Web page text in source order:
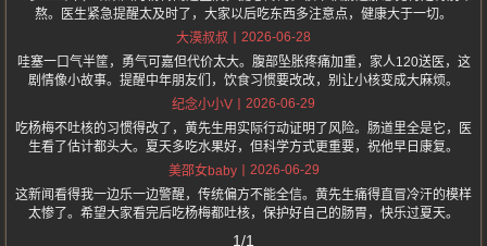
熬。医生紧急提醒太及时了，大家以后吃东西多注意点，健康大于一切。
大漠叔叔
2026-06-28
哇塞一口气半筐，勇气可嘉但代价太大。腹部坠胀疼痛加重，家人120送医，这
剧情像小故事。提醒中年朋友们，饮食习惯要改改，别让小核变成大麻烦。
纪念小小V
2026-06-29
吃杨梅不吐核的习惯得改了，黄先生用实际行动证明了风险。肠道里全是它，医
生看了估计都头大。夏天多吃水果好，但科学方式更重要，祝他早日康复。
美邵女baby
2026-06-29
这新闻看得我一边乐一边警醒，传统偏方不能全信。黄先生痛得直冒冷汗的模样
太惨了。希望大家看完后吃杨梅都吐核，保护好自己的肠胃，快乐过夏天。
1/1